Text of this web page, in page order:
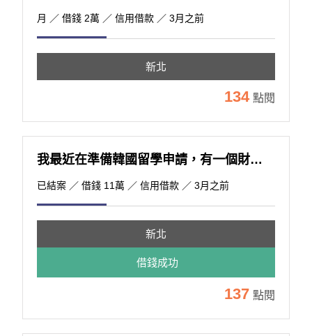
月 ／ 借錢 2萬 ／ 信用借款 ／ 3月之前
新北
134 點閱
我最近在準備韓國留學申請，有一個財力證明需要短時間內補齊，目前大約需要十萬元左右。這筆錢主要是用來完
已結案 ／ 借錢 11萬 ／ 信用借款 ／ 3月之前
新北
借錢成功
137 點閱